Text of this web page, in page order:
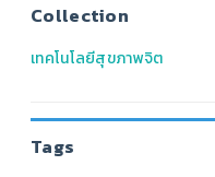
Collection
เทคโนโลยีสุขภาพจิต
Tags